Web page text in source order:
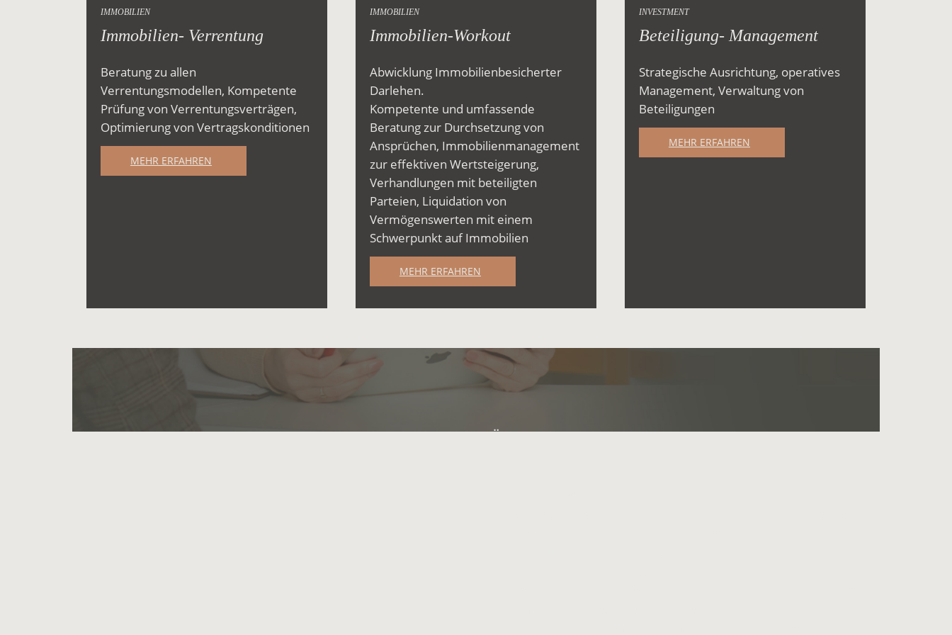
IMMOBILIEN
Immobilien- Verrentung
Beratung zu allen
Verrentungsmodellen, Kompetente
Prüfung von Verrentungsverträgen,
Optimierung von Vertragskonditionen
MEHR ERFAHREN
IMMOBILIEN
Immobilien-Workout
Abwicklung Immobilienbesicherter
Darlehen.
Kompetente und umfassende
Beratung zur Durchsetzung von
Ansprüchen, Immobilienmanagement
zur effektiven Wertsteigerung,
Verhandlungen mit beteiligten
Parteien, Liquidation von
Vermögenswerten mit einem
Schwerpunkt auf Immobilien
MEHR ERFAHREN
INVESTMENT
Beteiligung- Management
Strategische Ausrichtung, operatives
Management, Verwaltung von
Beteiligungen
MEHR ERFAHREN
ÜBER MICH